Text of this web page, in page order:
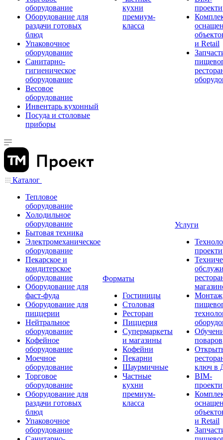
оборудование
Оборудование для
раздачи готовых
блюд
Упаковочное
оборудование
Санитарно-
гигиеническое
оборудование
Весовое
оборудование
Инвентарь кухонный
Посуда и столовые
приборы
кухни
премиум-
класса
и Retail
Каталог
Тепловое
оборудование
Холодильное
оборудование
Бытовая техника
Электромеханическое
оборудование
Пекарское и
кондитерское
оборудование
Оборудование для
фаст-фуда
Оборудование для
пиццерии
Нейтральное
оборудование
Кофейное
оборудование
Моечное
оборудование
Торговое
оборудование
Оборудование для
раздачи готовых
блюд
Упаковочное
оборудование
Форматы
Гостиницы
Столовая
Ресторан
Пиццерия
Супермаркеты
и магазины
Кофейни
Пекарни
Шаурмичные
Частные
кухни
премиум-
класса
Услуги
Монтаж
поваров
ключ в
BIM-
и Retail